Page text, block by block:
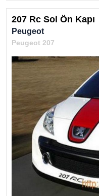
207 Rc Sol Ön Kapı
Peugeot
Peugeot 207